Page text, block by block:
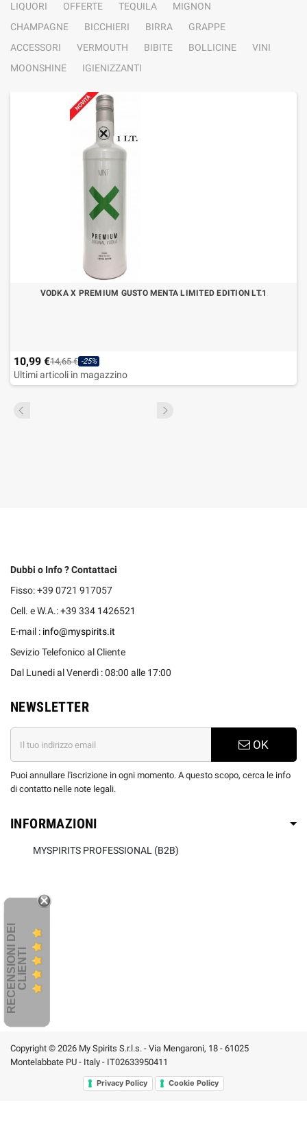
LIQUORI
OFFERTE TEQUILA
MIGNON
CHAMPAGNE
BICCHIERI BIRRA
GRAPPE
ACCESSORI
VERMOUTH BIBITE BOLLICINE
VINI
MOONSHINE
IGIENIZZANTI
VODKA X PREMIUM GUSTO MENTA LIMITED EDITION LT.1
10,99 €14,65 € -25%
Ultimi articoli in magazzino
Dubbi o Info ? Contattaci
Fisso: +39 0721 917057
Cell. e W.A.: +39 334 1426521
E-mail : info@myspirits.it
Sevizio Telefonico al Cliente
Dal Lunedi al Venerdì : 08:00 alle 17:00
NEWSLETTER
OK
Puoi annullare l'iscrizione in ogni momento. A questo scopo, cerca le info
di contatto nelle note legali.
INFORMAZIONI
MYSPIRITS PROFESSIONAL (B2B)
R
E
C
E
N
S
I
ON
I
D
E
I
C
L
I
E
N
TI
Copyright © 2026 My Spirits S.r.l.s. - Via Mengaroni, 18 - 61025
Montelabbate PU - Italy - IT02633950411
Privacy Policy Cookie Policy